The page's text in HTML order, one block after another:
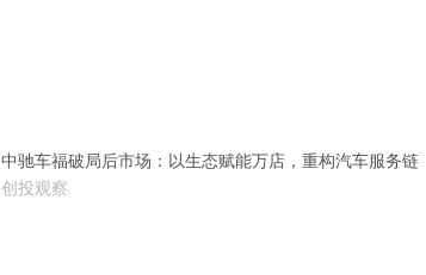
中驰车福破局后市场：以生态赋能万店，重构汽车服务链
创投观察